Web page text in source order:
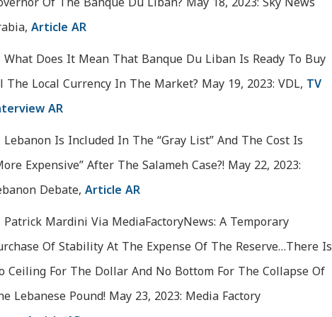
Article AR
What Does It Mean That Banque Du Liban Is Ready To Buy
The Local Currency In The Market? May 19, 2023: VDL, TV
AR
Lebanon Is Included In The “Gray List” And The Cost Is
Expensive” After The Salameh Case?! May 22, 2023:
Debate,Article AR
Patrick Mardini Via MediaFactoryNews: A Temporary
Of Stability At The Expense Of The Reserve…There Is
Ceiling For The Dollar And No Bottom For The Collapse Of
Lebanese Pound! May 23, 2023: Media Factory